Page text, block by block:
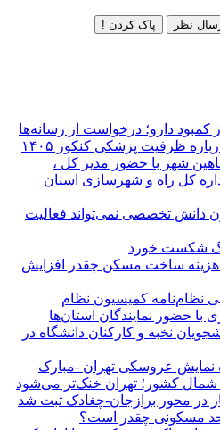
نظر پاک کردن !
کمبود دارو؛ درخواست از رسانه‌ها
ظرفیت پزشکی کنکور ۱۴۰۵
شهر با حضور مدیر کل ،
کل راه و شهرسازی استان
دانش تخصصی نمی‌تواند فعالیت
شکست خورد
هزینه ساخت مسکن چقدر افزایش
نظام‌نامه کمیسیون نظام
با حضور نمایندگان استان‌ها
نخبه و کارکنان دانشگاه در
نمایش عروسکی تهران -مبارک
شمال کشور؛ تهران خنک‌تر می‌شود
در محور برازجان-چغادک ثبت شد
مسکونی چقدر است؟